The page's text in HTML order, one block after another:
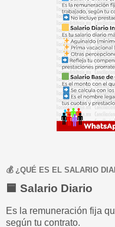
💰 ¿QUÉ ES EL SALARIO
🟦 Salario Diario
Es la remuneración fija
según tu contrato.